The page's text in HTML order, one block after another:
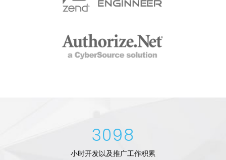
3098
小时开发以及推广工作积累